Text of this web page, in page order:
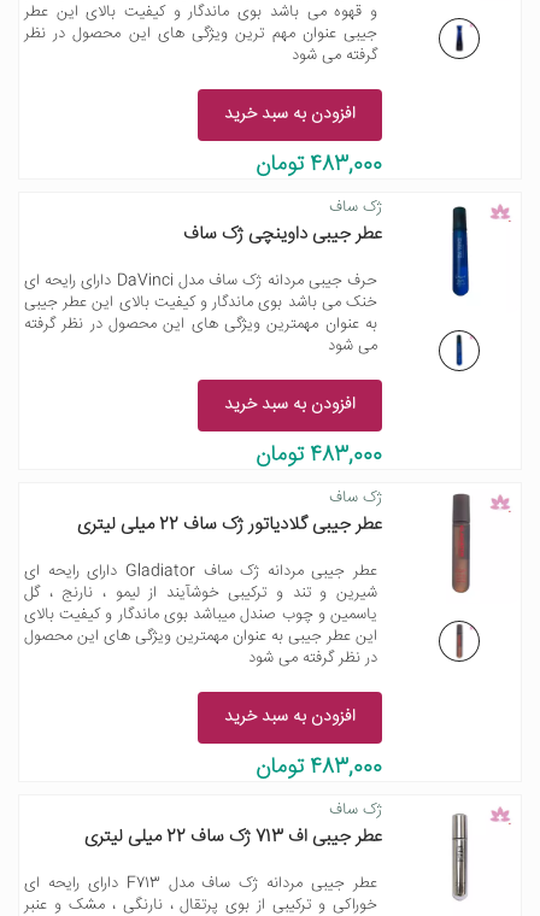
و قهوه می باشد بوی ماندگار و کیفیت بالای این عطر
جیبی عنوان مهم ترین ویژگی های این محصول در نظر
گرفته می شود
افزودن به سبد خرید
483,000 تومان
ژک ساف
عطر جیبی داوینچی ژک ساف
حرف جیبی مردانه ژک ساف مدل DaVinci دارای رایحه ای
خنک می باشد بوی ماندگار و کیفیت بالای این عطر جیبی
به عنوان مهمترین ویژگی های این محصول در نظر گرفته
می شود
افزودن به سبد خرید
483,000 تومان
ژک ساف
عطر جیبی گلادیاتور ژک ساف 22 میلی لیتری
عطر جیبی مردانه ژک ساف Gladiator دارای رایحه ای
شیرین و تند و ترکیبی خوشآیند از لیمو ، نارنج ، گل
یاسمین و چوب صندل میباشد بوی ماندگار و کیفیت بالای
این عطر جیبی به عنوان مهمترین ویژگی های این محصول
در نظر گرفته می شود
افزودن به سبد خرید
483,000 تومان
ژک ساف
عطر جیبی اف 713 ژک ساف 22 میلی لیتری
عطر جیبی مردانه ژک ساف مدل F713 دارای رایحه ای
خوراکی و ترکیبی از بوی پرتقال ، نارنگی ، مشک و عنبر